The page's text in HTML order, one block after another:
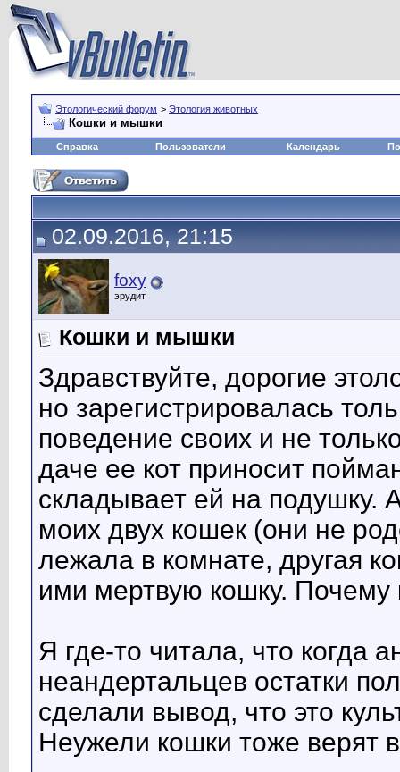
Этологический форум > Этология животных
Кошки и мышки
Справка Пользователи Календарь
02.09.2016, 21:15
foxy
эрудит
Кошки и мышки
Здравствуйте, дорогие
но зарегистрировалась
поведение своих и не
даче ее кот приносит
складывает ей на подушку.
моих двух кошек (они не
лежала в комнате, другая
ими мертвую кошку. Почему
Я где-то читала, что когда
неандертальцев остатки
сделали вывод, что это
Неужели кошки тоже верят